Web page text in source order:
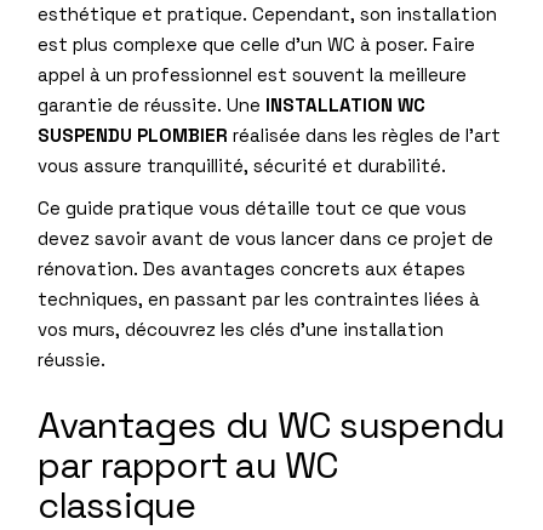
esthétique et pratique. Cependant, son installation
est plus complexe que celle d’un WC à poser. Faire
appel à un professionnel est souvent la meilleure
garantie de réussite. Une INSTALLATION WC
SUSPENDU PLOMBIER réalisée dans les règles de l’art
vous assure tranquillité, sécurité et durabilité.
Ce guide pratique vous détaille tout ce que vous
devez savoir avant de vous lancer dans ce projet de
rénovation. Des avantages concrets aux étapes
techniques, en passant par les contraintes liées à
vos murs, découvrez les clés d’une installation
réussie.
Avantages du WC suspendu
par rapport au WC
classique